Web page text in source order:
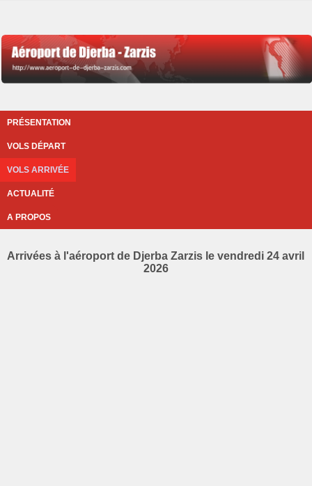
PRÉSENTATION
VOLS DÉPART
VOLS ARRIVÉE
ACTUALITÉ
A PROPOS
Arrivées à l'aéroport de Djerba Zarzis le vendredi 24 avril
2026